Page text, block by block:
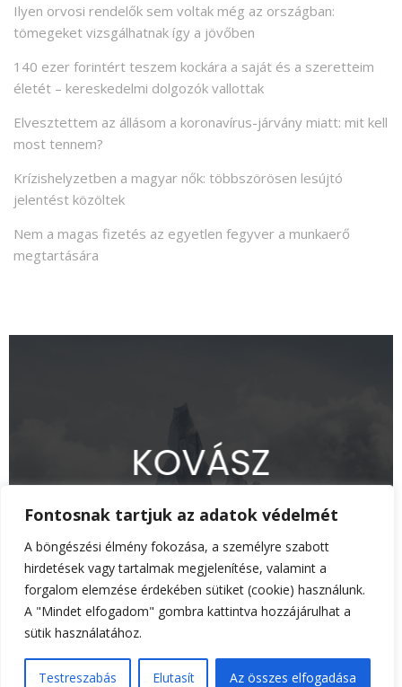
Fontosnak tartjuk az adatok védelmét
A böngészési élmény fokozása, a személyre szabott
hirdetések vagy tartalmak megjelenítése, valamint a
forgalom elemzése érdekében sütiket (cookie) használunk.
A "Mindet elfogadom" gombra kattintva hozzájárulhat a
sütik használatához.
Testreszabás Elutasít Az összes elfogadása
Ilyen orvosi rendelők sem voltak még az országban:
tömegeket vizsgálhatnak így a jövőben
140 ezer forintért teszem kockára a saját és a szeretteim
életét – kereskedelmi dolgozók vallottak
Elvesztettem az állásom a koronavírus-járvány miatt: mit kell
most tennem?
Krízishelyzetben a magyar nők: többszörösen lesújtó
jelentést közöltek
Nem a magas fizetés az egyetlen fegyver a munkaerő
megtartására
KOVÁSZ
Copyright © All Rights Reserved 2024